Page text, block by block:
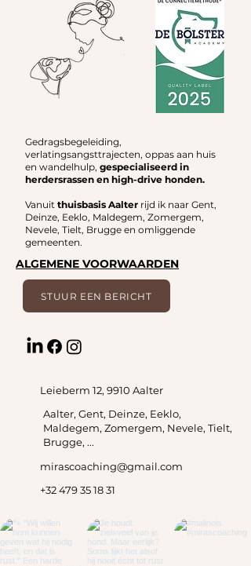
Gedragsbegeleiding,
verlatingsangsttrajecten, oppas aan huis
en wandelhulp, gespecialiseerd in
herdersrassen en high-drive honden.
Vanuit thuisbasis Aalter rijd ik naar Gent,
Deinze, Eeklo, Maldegem, Zomergem,
Nevele, Tielt, Brugge en omliggende
gemeenten.
ALGEMENE VOORWAARDEN
STUUR EEN BERICHT
Leieberm 12, 9910 Aalter
Aalter, Gent, Deinze, Eeklo,
Maldegem, Zomergem, Nevele, Tielt,
Brugge, ...
mirascoaching@gmail.com
+32 479 35 18 31